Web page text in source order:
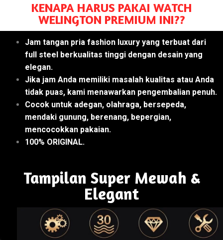
KENAPA HARUS PAKAI WATCH
WELINGTON PREMIUM INI??
Jam tangan pria fashion luxury yang terbuat dari
full steel berkualitas tinggi dengan desain yang
elegan.
Jika jam Anda memiliki masalah kualitas atau Anda
tidak puas, kami menawarkan pengembalian penuh.
Cocok untuk adegan, olahraga, bersepeda,
mendaki gunung, berenang, bepergian,
mencocokkan pakaian.
100% ORIGINAL.
Tampilan Super Mewah &
Elegant